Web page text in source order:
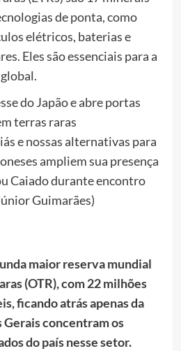
de ponta, como
elétricos, baterias e
Eles são essenciais para a
e nossas alternativas para
ampliem sua presença
Caiado durante encontro
Guimarães)
maior reserva mundial
(OTR), com 22 milhões
ficando atrás apenas da
Gerais concentram os
do país nesse setor.